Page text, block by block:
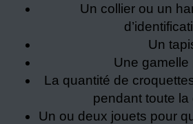
Un collier ou un
Un
Une
La quantité de
pendant toute
Un ou deux jouets pour